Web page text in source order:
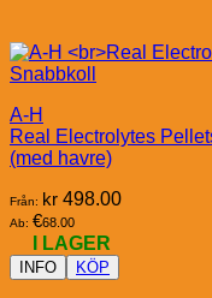
Snabbkoll
A-H
Real Electrolytes
(med havre)
Från: kr 498.00
Ab: €68.00
I LAGER
INFO KÖP